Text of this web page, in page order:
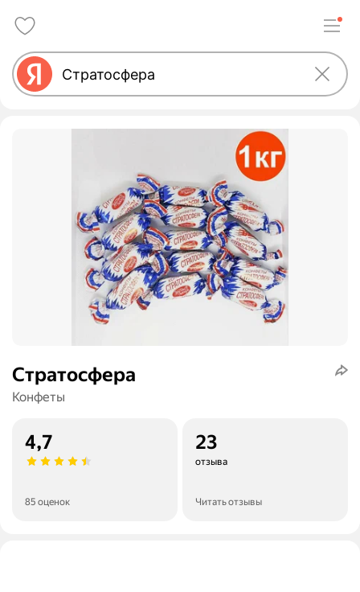
Стратосфера
Конфеты
4,7
85 оценок
23
отзыва
Читать отзывы